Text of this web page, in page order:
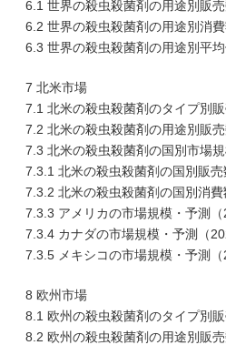
6.1 世界の殺虫殺菌剤の用途別販
6.2 世界の殺虫殺菌剤の用途別消
6.3 世界の殺虫殺菌剤の用途別平
7 北米市場
7.1 北米の殺虫殺菌剤のタイプ別
7.2 北米の殺虫殺菌剤の用途別販
7.3 北米の殺虫殺菌剤の国別市場
7.3.1 北米の殺虫殺菌剤の国別販売
7.3.2 北米の殺虫殺菌剤の国別消費
7.3.3 アメリカの市場規模・予測（
7.3.4 カナダの市場規模・予測（
7.3.5 メキシコの市場規模・予測（
8 欧州市場
8.1 欧州の殺虫殺菌剤のタイプ別
8.2 欧州の殺虫殺菌剤の用途別販